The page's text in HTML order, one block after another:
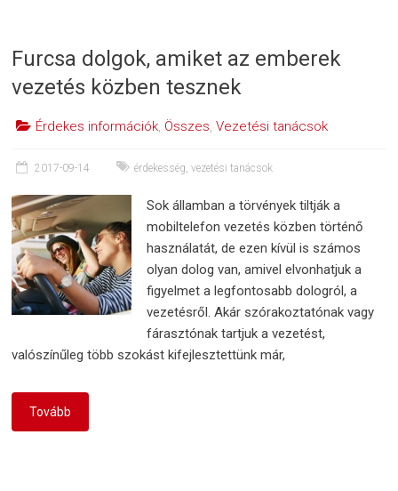
Furcsa dolgok, amiket az emberek
vezetés közben tesznek
Érdekes információk, Összes,Vezetési tanácsok
2017-09-14 érdekesség,vezetési tanácsok
Sok államban a törvények tiltják a
mobiltelefon vezetés közben történő
használatát, de ezen kívül is számos
olyan dolog van, amivel elvonhatjuk a
figyelmet a legfontosabb dologról, a
vezetésről. Akár szórakoztatónak vagy
fárasztónak tartjuk a vezetést,
valószínűleg több szokást kifejlesztettünk már,
Tovább